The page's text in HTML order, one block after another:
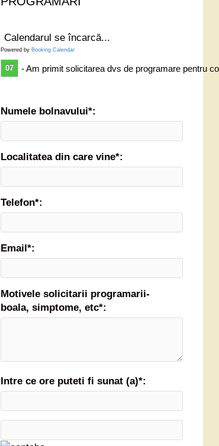
Calendarul se încarcă...
Powered by Booking Calendar
07 - Am primit solicitarea dvs de programare pentru
Numele bolnavului*:
Localitatea din care vine*:
Telefon*:
Email*:
Motivele solicitarii programarii-
boala, simptome, etc*:
Intre ce ore puteti fi sunat (a)*: